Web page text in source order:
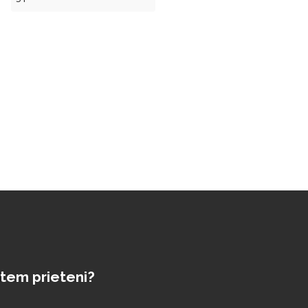
prieteni?